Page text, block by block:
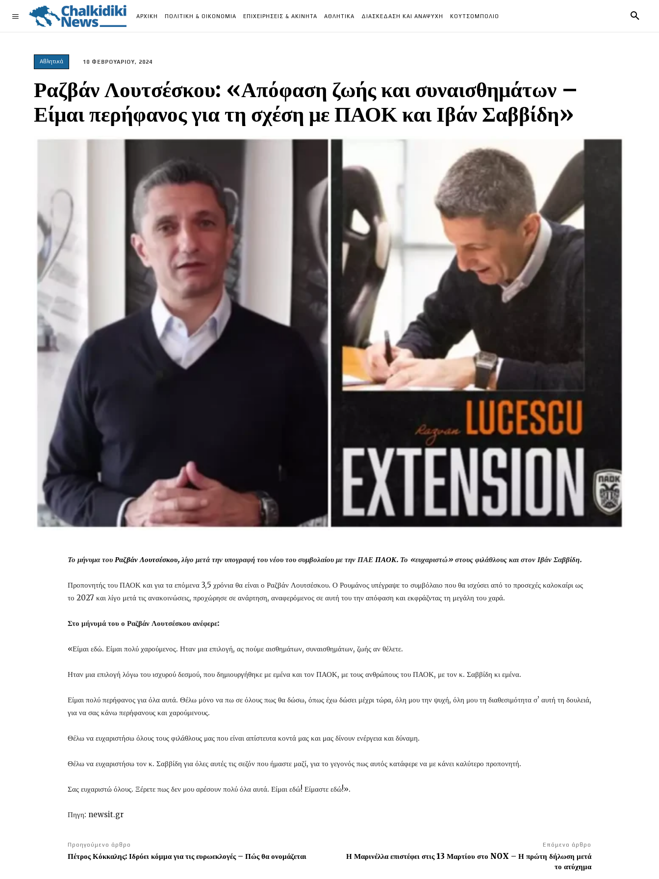
ΑΡΧΙΚΗ ΠΟΛΙΤΙΚΗ & ΟΙΚΟΝΟΜΙΑ ΕΠΙΧΕΙΡΗΣΕΙΣ & ΑΚΙΝΗΤΑ ΑΘΛΗΤΙΚΑ ΔΙΑΣΚΕΔΑΣΗ ΚΑΙ ΑΝΑΨΥΧΗ ΚΟΥΤΣΟΜΠΟΛΙΟ
Αθλητικά 10 ΦΕΒΡΟΥΑΡΙΟΥ, 2024
Ραζβάν Λουτσέσκου: «Απόφαση ζωής και συναισθημάτων –
Είμαι περήφανος για τη σχέση με ΠΑΟΚ και Ιβάν Σαββίδη»
Το μήνυματου Ραζβάν Λουτσέσκου, λίγο μετά την υπογραφή του νέου του συμβολαίου με την ΠΑΕ ΠΑΟΚ. Το «ευχαριστώ» στους φιλάθλους και στον Ιβάν Σαββίδη.
Προπονητής του ΠΑΟΚ και για τα επόμενα 3,5 χρόνια θα είναι ο Ραζβάν Λουτσέσκου. Ο Ρουμάνος υπέγραψε το συμβόλαιο που θα ισχύσει από το προσεχές καλοκαίρι ως
το 2027 και λίγο μετά τις ανακοινώσεις, προχώρησε σε ανάρτηση, αναφερόμενος σε αυτή του την απόφαση και εκφράζντας τη μεγάλη του χαρά.
Στο μήνυμά του ο Ραζβάν Λουτσέσκου ανέφερε:
«Είμαι εδώ. Είμαι πολύ χαρούμενος. Ηταν μια επιλογή, ας πούμε αισθημάτων, συναισθημάτων, ζωής αν θέλετε.
Ηταν μια επιλογή λόγω του ισχυρού δεσμού, που δημιουργήθηκε με εμένα και τον ΠΑΟΚ, με τους ανθρώπους του ΠΑΟΚ, με τον κ. Σαββίδη κι εμένα.
Είμαι πολύ περήφανος για όλα αυτά. Θέλω μόνο να πω σε όλους πως θα δώσω, όπως έχω δώσει μέχρι τώρα, όλη μου την ψυχή, όλη μου τη διαθεσιμότητα σ’ αυτή τη δουλειά,
για να σας κάνω περήφανους και χαρούμενους.
Θέλω να ευχαριστήσω όλους τους φιλάθλους μας που είναι απίστευτα κοντά μας και μας δίνουν ενέργεια και δύναμη.
Θέλω να ευχαριστήσω τον κ. Σαββίδη για όλες αυτές τις σεζόν που ήμαστε μαζί, για το γεγονός πως αυτός κατάφερε να με κάνει καλύτερο προπονητή.
Σας ευχαριστώ όλους. Ξέρετε πως δεν μου αρέσουν πολύ όλα αυτά. Είμαι εδώ! Είμαστε εδώ!».
Πηγη: newsit.gr
Προηγούμενο άρθρο
Πέτρος Κόκκαλης: Ιδρύει κόμμα για τις ευρωεκλογές – Πώς θα ονομάζεται
Επόμενο άρθρο
Η Μαρινέλλα επιστέφει στις 13 Μαρτίου στο NOX – Η πρώτη δήλωση μετά
το ατύχημα